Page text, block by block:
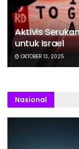
Aktivis
untuk Israel
OKTOBER 13, 2025
Nasional